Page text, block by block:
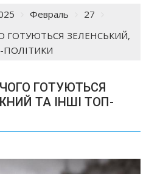
Февраль
27
ГОТУЮТЬСЯ ЗЕЛЕНСЬКИЙ,
ГОТУЮТЬСЯ
ТА ІНШІ ТОП-